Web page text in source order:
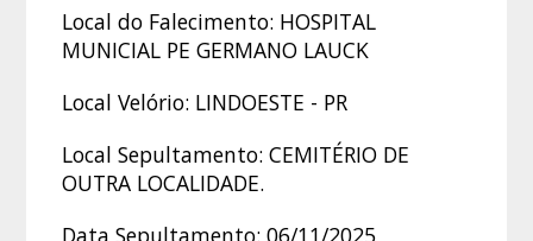
Local do Falecimento: HOSPITAL
MUNICIAL PE GERMANO LAUCK
Local Velório: LINDOESTE - PR
Local Sepultamento: CEMITÉRIO DE
OUTRA LOCALIDADE.
Data Sepultamento: 06/11/2025